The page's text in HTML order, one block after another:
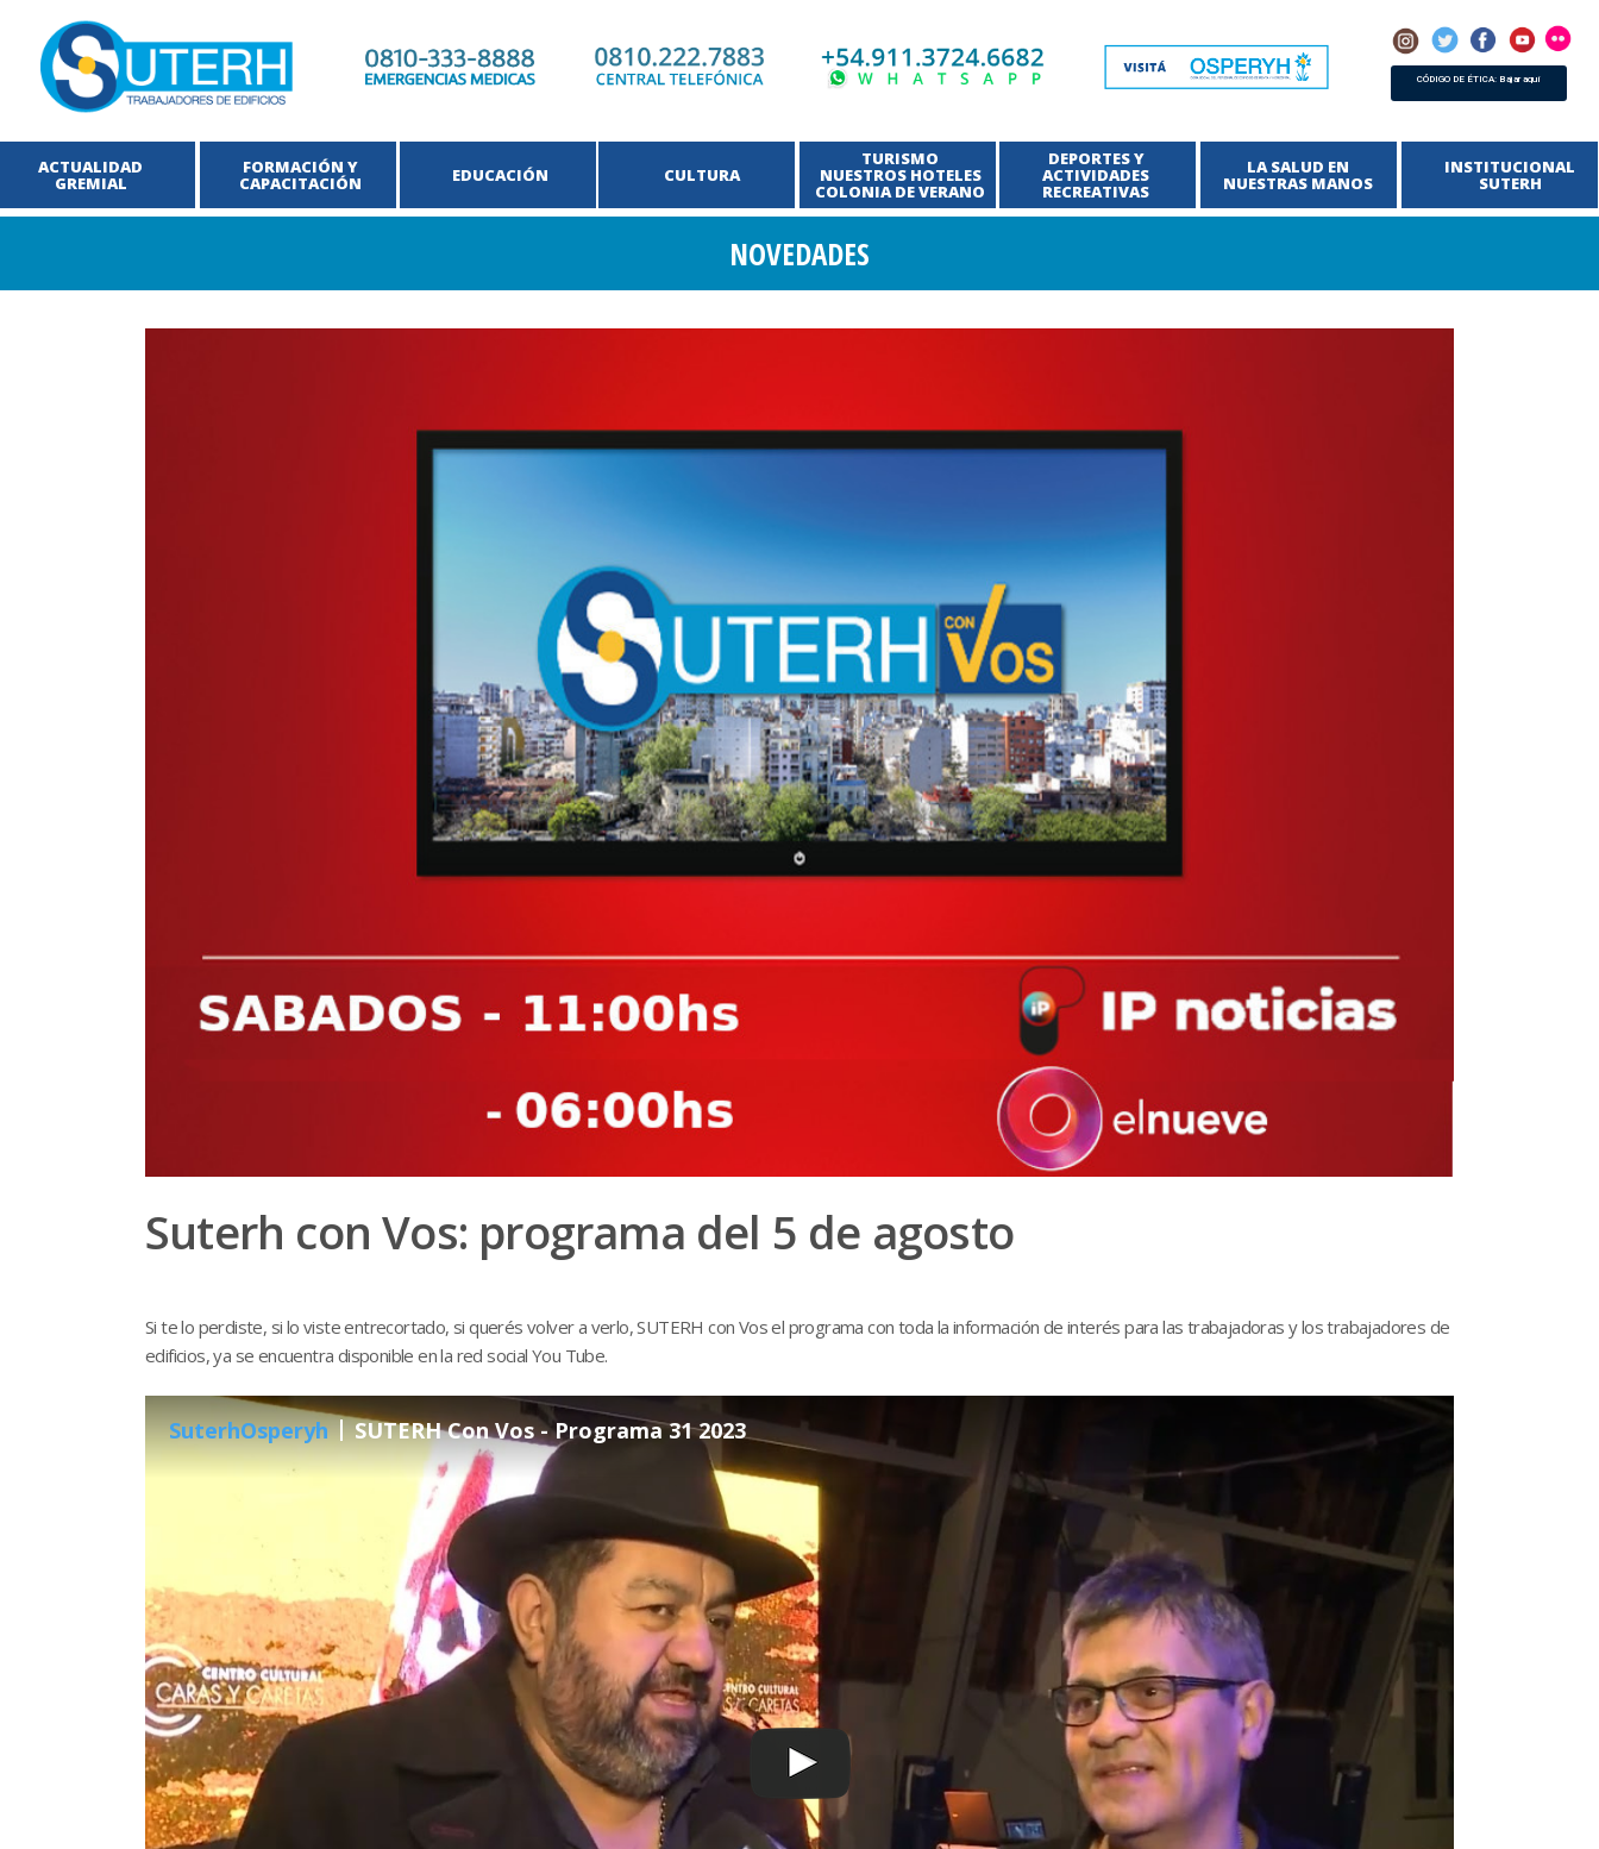
CÓDIGO DE ÉTICA: Bajar aquí
ACTUALIDAD
GREMIAL EDUCACIÓN CULTURA
TURISMO
NUESTROS HOTELES
COLONIA DE VERANO
DEPORTES Y
ACTIVIDADES
RECREATIVAS
LA SALUD EN
NUESTRAS MANOS
INSTITUCIONAL
SUTERH
FORMACIÓN Y
CAPACITACIÓN
NOVEDADES
Suterh con Vos: programa del 5 de agosto
Si te lo perdiste, si lo viste entrecortado, si querés volver a verlo, SUTERH con Vos el programa con toda la información de interés para las trabajadoras y los trabajadores de
edificios, ya se encuentra disponible en la red social You Tube.
SuterhOsperyh SUTERH Con Vos - Programa 31 2023